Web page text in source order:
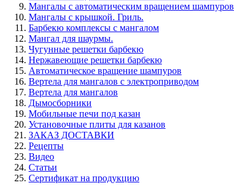
Мангалы с автоматическим вращением шампуров
Мангалы с крышкой. Гриль.
Барбекю комплексы с мангалом
Мангал для шаурмы.
Чугунные решетки барбекю
Нержавеющие решетки барбекю
Автоматическое вращение шампуров
Вертела для мангалов с электроприводом
Вертела для мангалов
Дымосборники
Мобильные печи под казан
Установочные плиты для казанов
ЗАКАЗ ДОСТАВКИ
Рецепты
Видео
Статьи
Сертификат на продукцию